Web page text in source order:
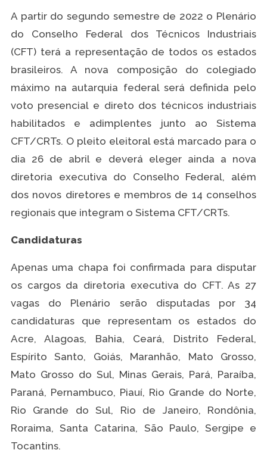
A partir do segundo semestre de 2022 o Plenário
do Conselho Federal dos Técnicos Industriais
(CFT) terá a representação de todos os estados
brasileiros. A nova composição do colegiado
máximo na autarquia federal será definida pelo
voto presencial e direto dos técnicos industriais
habilitados e adimplentes junto ao Sistema
CFT/CRTs. O pleito eleitoral está marcado para o
dia 26 de abril e deverá eleger ainda a nova
diretoria executiva do Conselho Federal, além
dos novos diretores e membros de 14 conselhos
regionais que integram o Sistema CFT/CRTs.
Candidaturas
Apenas uma chapa foi confirmada para disputar
os cargos da diretoria executiva do CFT. As 27
vagas do Plenário serão disputadas por 34
candidaturas que representam os estados do
Acre, Alagoas, Bahia, Ceará, Distrito Federal,
Espírito Santo, Goiás, Maranhão, Mato Grosso,
Mato Grosso do Sul, Minas Gerais, Pará, Paraíba,
Paraná, Pernambuco, Piauí, Rio Grande do Norte,
Rio Grande do Sul, Rio de Janeiro, Rondônia,
Roraima, Santa Catarina, São Paulo, Sergipe e
Tocantins.